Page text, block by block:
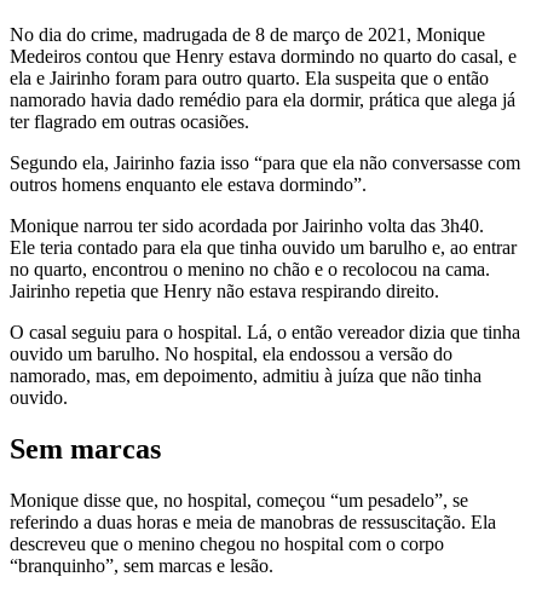
No dia do crime, madrugada de 8 de março de 2021, Monique
Medeiros contou que Henry estava dormindo no quarto do casal, e
ela e Jairinho foram para outro quarto. Ela suspeita que o então
namorado havia dado remédio para ela dormir, prática que alega já
ter flagrado em outras ocasiões.
Segundo ela, Jairinho fazia isso “para que ela não conversasse com
outros homens enquanto ele estava dormindo”.
Monique narrou ter sido acordada por Jairinho volta das 3h40.
Ele teria contado para ela que tinha ouvido um barulho e, ao entrar
no quarto, encontrou o menino no chão e o recolocou na cama.
Jairinho repetia que Henry não estava respirando direito.
O casal seguiu para o hospital. Lá, o então vereador dizia que tinha
ouvido um barulho. No hospital, ela endossou a versão do
namorado, mas, em depoimento, admitiu à juíza que não tinha
ouvido.
Sem marcas
Monique disse que, no hospital, começou “um pesadelo”, se
referindo a duas horas e meia de manobras de ressuscitação. Ela
descreveu que o menino chegou no hospital com o corpo
“branquinho”, sem marcas e lesão.